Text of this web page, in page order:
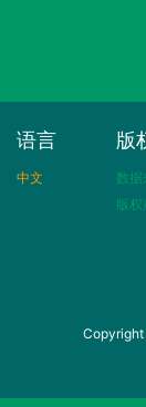
语言
中文
版
数据
版权
Copyright